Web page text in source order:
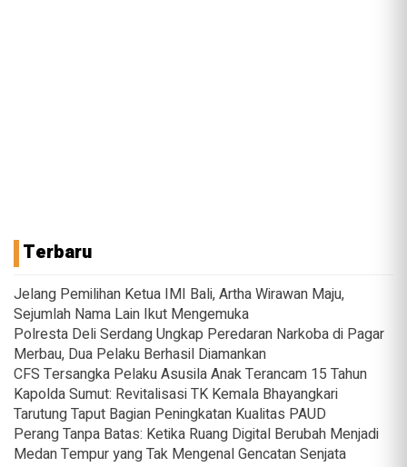
Terbaru
Jelang Pemilihan Ketua IMI Bali, Artha Wirawan Maju,
Sejumlah Nama Lain Ikut Mengemuka
Polresta Deli Serdang Ungkap Peredaran Narkoba di Pagar
Merbau, Dua Pelaku Berhasil Diamankan
CFS Tersangka Pelaku Asusila Anak Terancam 15 Tahun
Kapolda Sumut: Revitalisasi TK Kemala Bhayangkari
Tarutung Taput Bagian Peningkatan Kualitas PAUD
Perang Tanpa Batas: Ketika Ruang Digital Berubah Menjadi
Medan Tempur yang Tak Mengenal Gencatan Senjata